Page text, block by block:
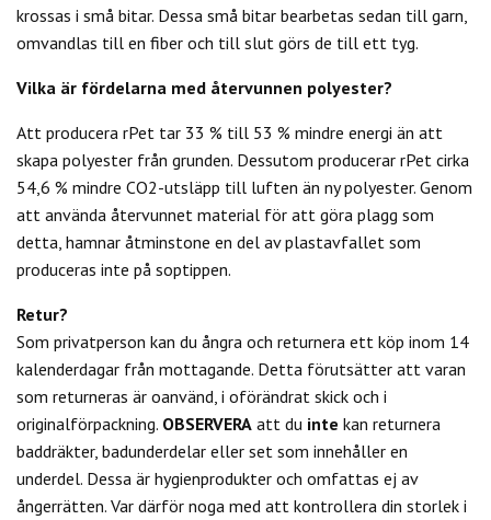
krossas i små bitar. Dessa små bitar bearbetas sedan till garn,
omvandlas till en fiber och till slut görs de till ett tyg.
Vilka är fördelarna med återvunnen polyester?
Att producera rPet tar 33 % till 53 % mindre energi än att
skapa polyester från grunden. Dessutom producerar rPet cirka
54,6 % mindre CO2-utsläpp till luften än ny polyester. Genom
att använda återvunnet material för att göra plagg som
detta, hamnar åtminstone en del av plastavfallet som
produceras inte på soptippen.
Retur?
Som privatperson kan du ångra och returnera ett köp inom 14
kalenderdagar från mottagande. Detta förutsätter att varan
som returneras är oanvänd, i oförändrat skick och i
originalförpackning. OBSERVERA att du inte kan returnera
baddräkter, badunderdelar eller set som innehåller en
underdel. Dessa är hygienprodukter och omfattas ej av
ångerrätten. Var därför noga med att kontrollera din storlek i